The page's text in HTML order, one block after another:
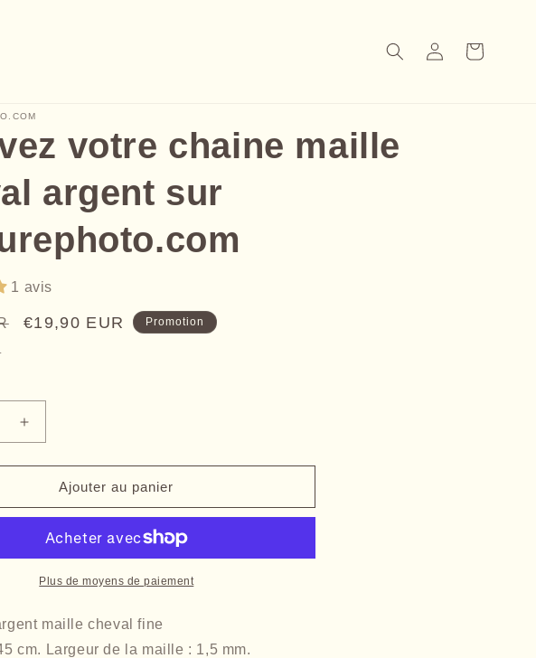
ConnexionPanier
votre chaine maille
argent sur
1 avis
Prix
€19,90 EUR Promotion
Augmenter
la
quantité
Trouvez
chaine
maille
cheval
sur
Ajouter au panier
Plus de moyens de paiement
maille cheval fine
cm. Largeur de la maille : 1,5 mm.